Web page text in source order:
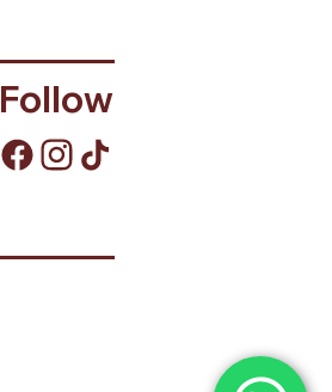
Follow